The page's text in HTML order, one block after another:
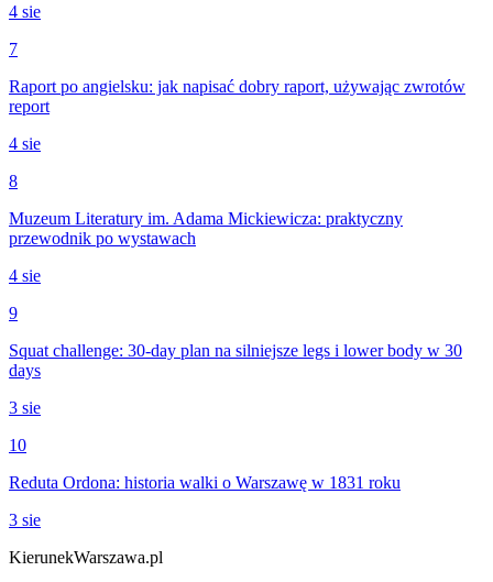
4 sie
7
Raport po angielsku: jak napisać dobry raport, używając zwrotów
report
4 sie
8
Muzeum Literatury im. Adama Mickiewicza: praktyczny
przewodnik po wystawach
4 sie
9
Squat challenge: 30-day plan na silniejsze legs i lower body w 30
days
3 sie
10
Reduta Ordona: historia walki o Warszawę w 1831 roku
3 sie
KierunekWarszawa.pl